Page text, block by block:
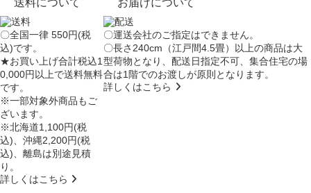
送料について
〇全国一律 550円(税
込)です。
★お買い上げ合計税込1
0,000円以上で送料無料
です。
※一部対象外商品もご
ざいます。
※北海道1,100円(税
込)、沖縄2,200円(税
込)、離島は別途見積
り。
詳しくはこちら
お届けについて
〇運送会社のご指定はできません。
〇長さ240cm（江戸間4.5畳）以上の商品は大
型荷物となり、配送日指定不可、集合住宅の場
合は1階でのお渡しが原則となります。
詳しくはこちら